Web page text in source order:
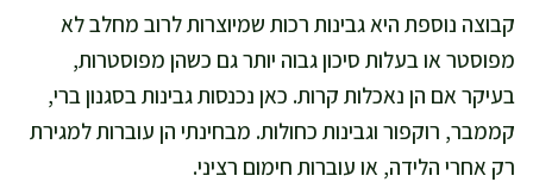
קבוצה נוספת היא גבינות רכות שמיוצרות לרוב מחלב לא
מפוסטר או בעלות סיכון גבוה יותר גם כשהן מפוסטרות,
בעיקר אם הן נאכלות קרות. כאן נכנסות גבינות בסגנון ברי,
קממבר, רוקפור וגבינות כחולות. מבחינתי הן עוברות למגירת
רק אחרי הלידה, או עוברות חימום רציני.